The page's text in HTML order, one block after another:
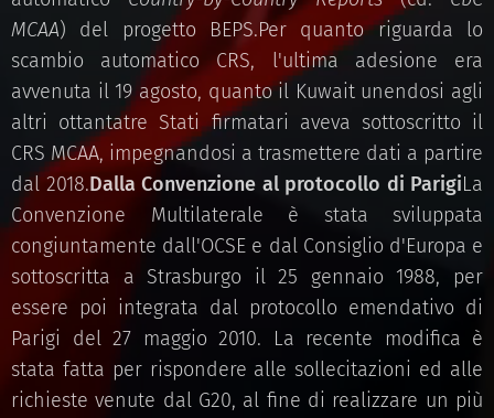
MCAA) del progetto BEPS.Per quanto riguarda lo
scambio automatico CRS, l'ultima adesione era
avvenuta il 19 agosto, quanto il Kuwait unendosi agli
altri ottantatre Stati firmatari aveva sottoscritto il
CRS MCAA, impegnandosi a trasmettere dati a partire
dal 2018.Dalla Convenzione al protocollo di ParigiLa
Convenzione Multilaterale è stata sviluppata
congiuntamente dall'OCSE e dal Consiglio d'Europa e
sottoscritta a Strasburgo il 25 gennaio 1988, per
essere poi integrata dal protocollo emendativo di
Parigi del 27 maggio 2010. La recente modifica è
stata fatta per rispondere alle sollecitazioni ed alle
richieste venute dal G20, al fine di realizzare un più